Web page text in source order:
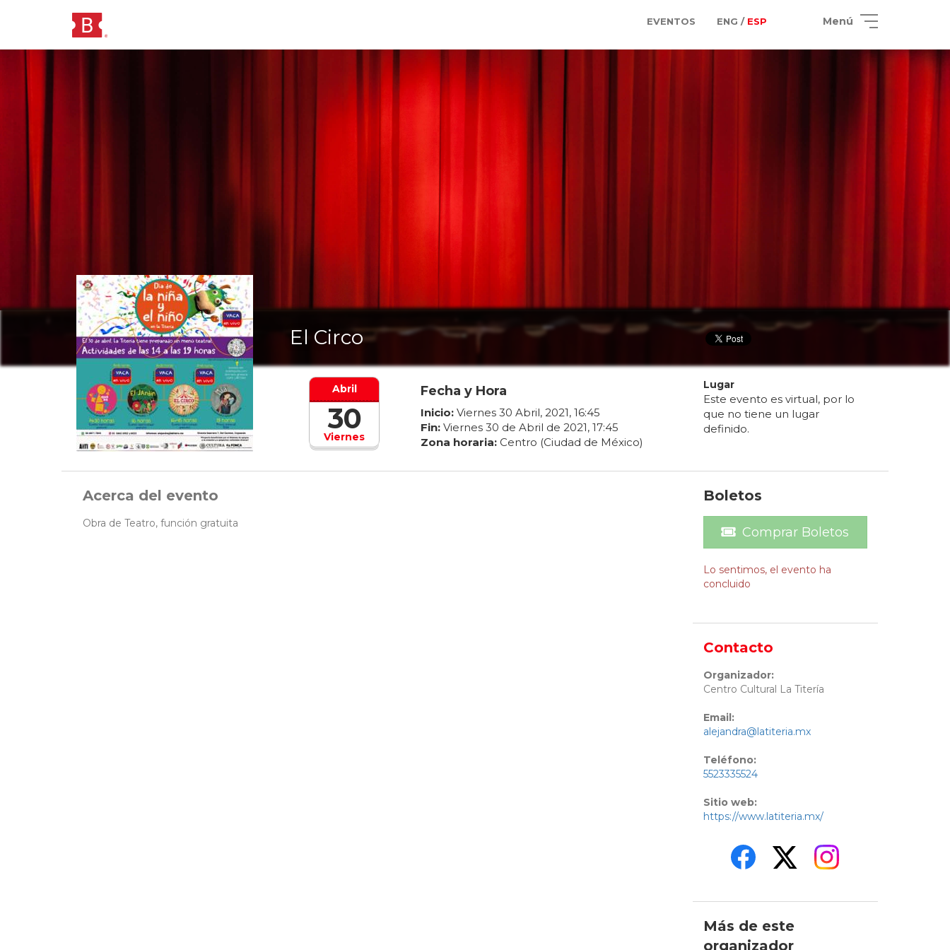
EVENTOS ENG / ESP Menú
El Circo
Viernes
Abril
30
Fecha y Hora
Inicio: Viernes 30 Abril, 2021, 16:45
Fin: Viernes 30 de Abril de 2021, 17:45
Zona horaria: Centro (Ciudad de México)
Lugar
Este evento es virtual, por lo
que no tiene un lugar
definido.
Acerca del evento
Obra de Teatro, función gratuita
Boletos
Comprar Boletos
Lo sentimos, el evento ha
concluido
Contacto
Organizador:
Centro Cultural La Titería
Email:
alejandra@latiteria.mx
Teléfono:
5523335524
Sitio web:
https://www.latiteria.mx/
Más de este
organizador